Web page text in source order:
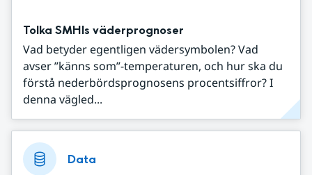
Tolka SMHIs väderprognoser
Vad betyder egentligen vädersymbolen? Vad
avser ”känns som”-temperaturen, och hur ska du
förstå nederbördsprognosens procentsiffror? I
denna vägled...
Data